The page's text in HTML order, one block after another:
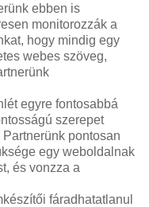
ebben is
monitorozzák a
hogy mindig egy
webes szöveg,
egyre fontosabbá
szerepet
pontosan
egy weboldalnak
és vonzza a
fáradhatatlanul